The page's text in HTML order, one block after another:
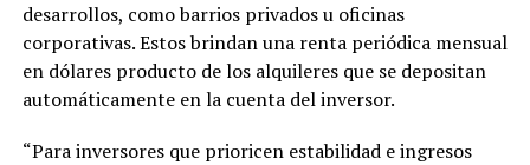
desarrollos, como barrios privados u oficinas
corporativas. Estos brindan una renta periódica mensual
en dólares producto de los alquileres que se depositan
automáticamente en la cuenta del inversor.
“Para inversores que prioricen estabilidad e ingresos